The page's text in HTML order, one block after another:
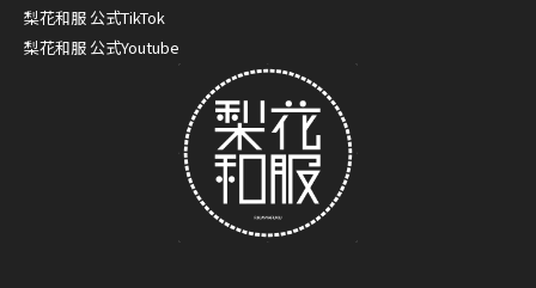
梨花和服 公式TikTok
梨花和服 公式Youtube